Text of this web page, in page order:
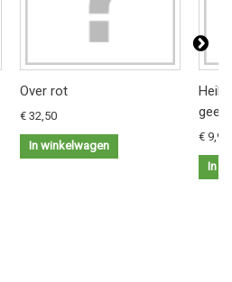
Over rot
€ 32,50
In winkelwagen
€ 9,95
In